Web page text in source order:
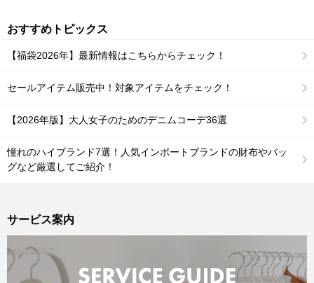
おすすめトピックス
【福袋2026年】最新情報はこちらからチェック！
セールアイテム販売中！対象アイテムをチェック！
【2026年版】大人女子のためのデニムコーデ36選
憧れのハイブランド7選！人気インポートブランドの財布やバッ
グなど厳選してご紹介！
サービス案内